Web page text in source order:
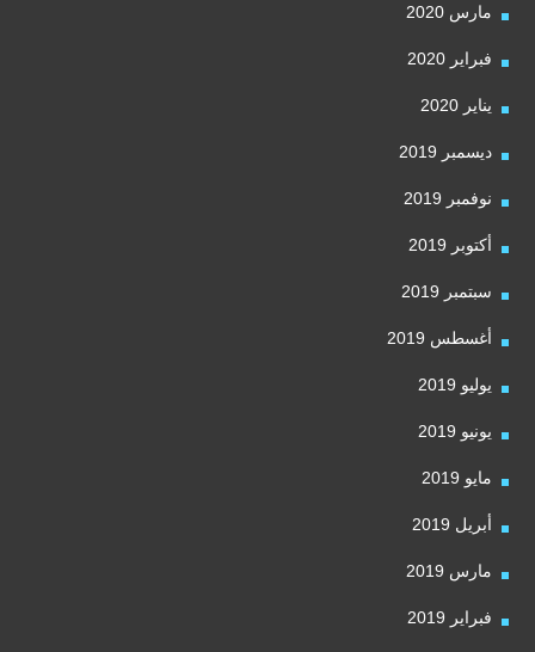
مارس 2020
فبراير 2020
يناير 2020
ديسمبر 2019
نوفمبر 2019
أكتوبر 2019
سبتمبر 2019
أغسطس 2019
يوليو 2019
يونيو 2019
مايو 2019
أبريل 2019
مارس 2019
فبراير 2019